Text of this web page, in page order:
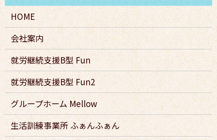
HOME
会社案内
就労継続支援B型 Fun
就労継続支援B型 Fun2
グループホーム Mellow
生活訓練事業所 ふぁんふぁん